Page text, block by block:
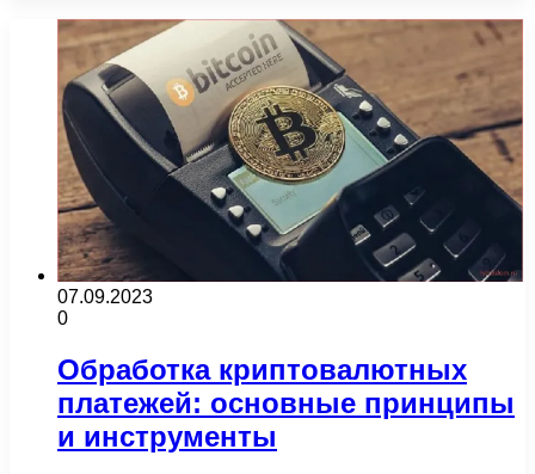
07.09.2023
0
Обработка криптовалютных
платежей: основные принципы
и инструменты